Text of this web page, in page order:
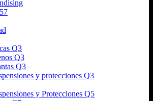
Q3
Q3
Q3
y protecciones Q3
y Protecciones Q5